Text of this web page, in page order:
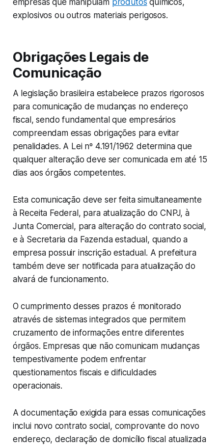
empresas que manipulam produtos químicos,
explosivos ou outros materiais perigosos.
Obrigações Legais de
Comunicação
A legislação brasileira estabelece prazos rigorosos
para comunicação de mudanças no endereço
fiscal, sendo fundamental que empresários
compreendam essas obrigações para evitar
penalidades. A Lei nº 4.191/1962 determina que
qualquer alteração deve ser comunicada em até 15
dias aos órgãos competentes.
Esta comunicação deve ser feita simultaneamente
à Receita Federal, para atualização do CNPJ, à
Junta Comercial, para alteração do contrato social,
e à Secretaria da Fazenda estadual, quando a
empresa possuir inscrição estadual. A prefeitura
também deve ser notificada para atualização do
alvará de funcionamento.
O cumprimento desses prazos é monitorado
através de sistemas integrados que permitem
cruzamento de informações entre diferentes
órgãos. Empresas que não comunicam mudanças
tempestivamente podem enfrentar
questionamentos fiscais e dificuldades
operacionais.
A documentação exigida para essas comunicações
inclui novo contrato social, comprovante do novo
endereço, declaração de domicílio fiscal atualizada